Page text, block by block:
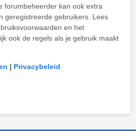
forumbeheerder kan ook extra
geregistreerde gebruikers. Lees
en het
ook de regels als je gebruik maakt
| Privacybeleid